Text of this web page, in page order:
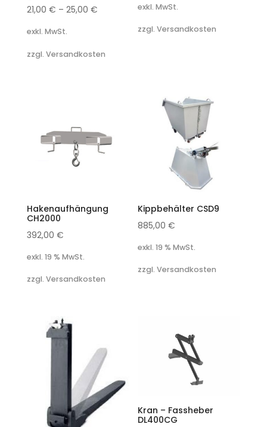
21,00 € – 25,00 €
exkl. MwSt.
zzgl. Versandkosten
exkl. MwSt.
zzgl. Versandkosten
Hakenaufhängung
CH2000
392,00 €
exkl. 19 % MwSt.
zzgl. Versandkosten
Kippbehälter CSD9
885,00€
exkl. 19 % MwSt.
zzgl. Versandkosten
Kran – Fassheber
DL400CG